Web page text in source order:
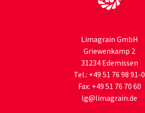
Limagrain GmbH
Griewenkamp 2
31234 Edemissen
Tel.: +49 51 76 98 91-0
Fax: +49 51 76 70 60
lg@limagrain.de